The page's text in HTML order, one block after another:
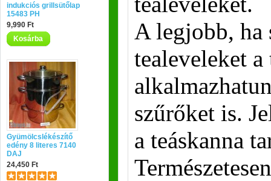
indukciós grillsütőlap
15483 PH
9,990 Ft
Kosárba
Gyümölcslékészítő
edény 8 literes 7140
DAJ
24,450 Ft
A legjobb, ha
tealeveleket a
szűrőket is.
a teáskanna